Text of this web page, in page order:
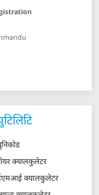
क्यालकुलेटर
क्यालकुलेटर